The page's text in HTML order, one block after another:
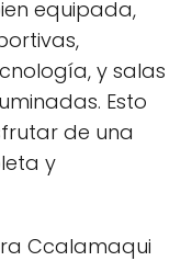
equipada,
y salas
Esto
de una
y
Ccalamaqui